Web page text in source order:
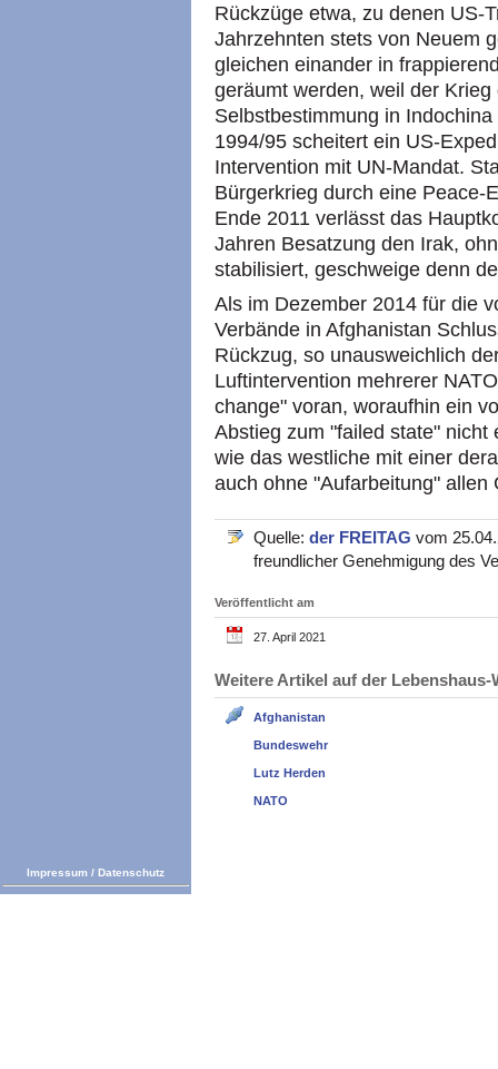
Rückzüge etwa, zu denen US-
Jahrzehnten stets von Neuem
gleichen einander in
geräumt werden, weil der
Selbstbestimmung in
1994/95 scheitert ein US-
Intervention mit UN-Mandat.
Bürgerkrieg durch eine Peace-
Ende 2011 verlässt das
Jahren Besatzung den Irak,
stabilisiert, geschweige denn
Als im Dezember 2014 für die
Verbände in Afghanistan
Rückzug, so unausweichlich
Luftintervention mehrerer
change" voran, woraufhin ein
Abstieg zum "failed state"
wie das westliche mit einer
auch ohne "Aufarbeitung" allen
Quelle: der FREITAG vom
freundlicher Genehmigung des
Veröffentlicht am
27. April 2021
Weitere Artikel auf der
Afghanistan
Bundeswehr
Lutz Herden
NATO
Impressum / Datenschutz